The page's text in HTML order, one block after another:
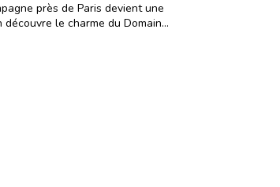
près de Paris devient une
le charme du Domaine